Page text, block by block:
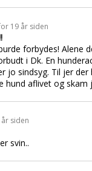
19 år siden
forbydes!
i Dk. En
jo sindsyg. Til jer
hund aflivet og
siden
svin..